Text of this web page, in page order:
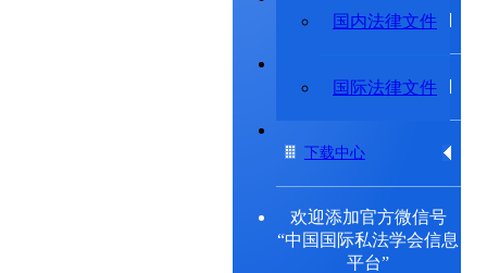
国内法律文件
国际法律文件
法律法规
出版物
下载中心
欢迎添加官方微信号
“中国国际私法学会信息
平台”